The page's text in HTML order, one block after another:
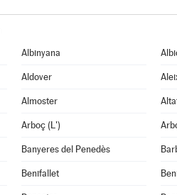
Albinyana
Aldover
Almoster
Arboç (L')
Banyeres del Penedès
Benifallet